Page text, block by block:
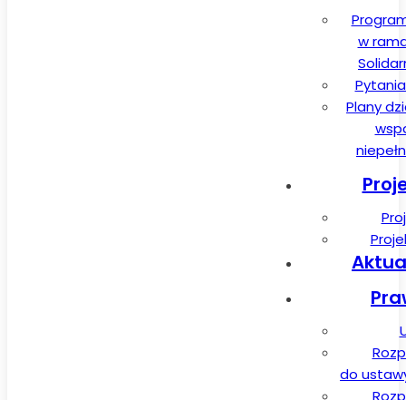
w
Plany
do